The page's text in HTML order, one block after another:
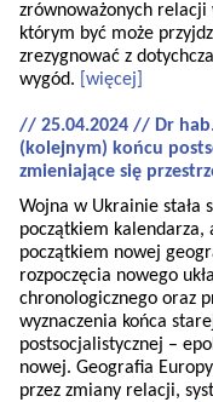
zrównoważonych relacji
którym być może
zrezygnować z
wygód.
[więcej]
// 25.04.2024 // Dr hab.
(kolejnym) końcu
zmieniające się
Wojna w Ukrainie stała
początkiem kalendarza,
początkiem nowej
rozpoczęcia nowego
chronologicznego oraz
wyznaczenia końca
postsocjalistycznej –
nowej. Geografia
przez zmiany relacji,